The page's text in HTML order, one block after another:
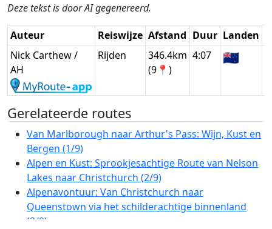
Deze tekst is door AI gegenereerd.
Auteur Reiswijze Afstand Duur Landen
Nick Carthew /
AH
Rijden
346.4km
(9📍)
4:07 🇳🇿
Gerelateerde routes
Van Marlborough naar Arthur's Pass: Wijn, Kust en
Bergen (1/9)
Alpen en Kust: Sprookjesachtige Route van Nelson
Lakes naar Christchurch (2/9)
Alpenavontuur: Van Christchurch naar
Queenstown via het schilderachtige binnenland
(3/9)